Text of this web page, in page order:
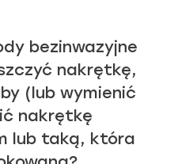
bezinwazyjne
nakrętkę,
(lub wymienić
nakrętkę
lub taką, która